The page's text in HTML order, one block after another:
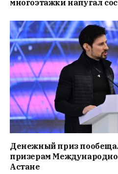
многоэтажки напугал
Денежный приз
призерам
Астане